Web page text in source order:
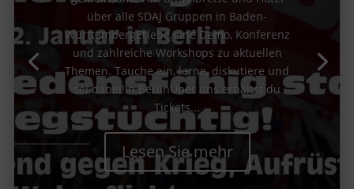
über alle SDAJ Gruppen in Baden-
WürttembergErlebe eine Demo, Konferenz
und zahlreiche Workshops zu aktuellen
Themen. Tauche ein, lerne, diskutiere und
sei dabei!In BerlinÜber uns erhältst du
Tickets...
Lesen Sie mehr